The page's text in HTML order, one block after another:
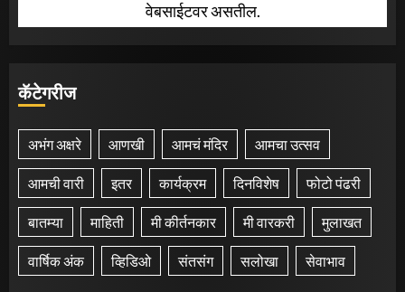
वेबसाईटवर असतील.
कॅटेगरीज
अभंग अक्षरे आणखी आमचं मंदिर आमचा उत्सव
आमची वारी इतर कार्यक्रम दिनविशेष फोटो पंढरी
बातम्या माहिती मी कीर्तनकार मी वारकरी मुलाखत
वार्षिक अंक व्हिडिओ संतसंग सलोखा सेवाभाव